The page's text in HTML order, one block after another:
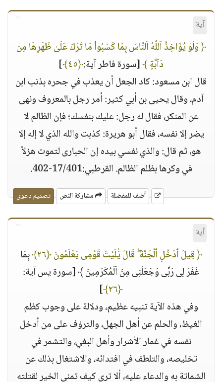
آية
﴿ وَلَوْ يُؤَاخِذُ ٱللَّهُ ٱلنَّاسَ بِمَا كَسَبُوا۟ مَا تَرَكَ عَلَىٰ ظَهْرِهَا مِن
دَآبَّةٍ ﴾[سورة فاطر آية:﴿٤٥﴾
]
قال ابن مسعود: كاد الجعل أن يعذب في جحره بذنب ابن
آدم، وقال يحيى بن أبي كثير: أمر رجل بالمعروف ونهى
عن المنكر، فقال له رجل: عليك بنفسك؛ فإن الظالم لا
يضر إلا نفسه، فقال أبو هريرة: كذبت والله الذي لا إله إلا
هو، ثم قال: والذي نفسي بيده إن الحبارى لتموت هزلاً
في وكرها بظلم الظالم. القرطبي:17/401-402.
أضف للمفضلة مشاركة النص تصميم دعوي
آية
﴿ قِيلَ ٱدْخُلِ ٱلْجَنَّةَ ۖ قَالَ يَٰلَيْتَ قَوْمِى يَعْلَمُونَ ﴿٢٦﴾
بِمَا
غَفَرَ لِى رَبِّى وَجَعَلَنِى مِنَ ٱلْمُكْرَمِينَ ﴾ [سورة يس آية:
﴿٢٦﴾
]
وفي هذه الآية تنبيه عظيم، ودلالة على وجوب كظم
الغيظ، والحلم عن أهل الجهل، والترؤف على من أدخل
نفسه في غمار الأشرار وأهل البغي، والتشمر في
تخليصه، والتلطف في افتدائه، والاشتغال بذلك عن
الشماتة به والدعاء عليه، ألا ترى كيف تمنى الخير لقتلته